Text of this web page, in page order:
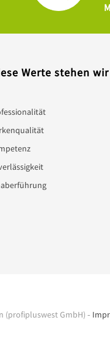
Werte stehen wir
(profipluswest GmbH) ‐